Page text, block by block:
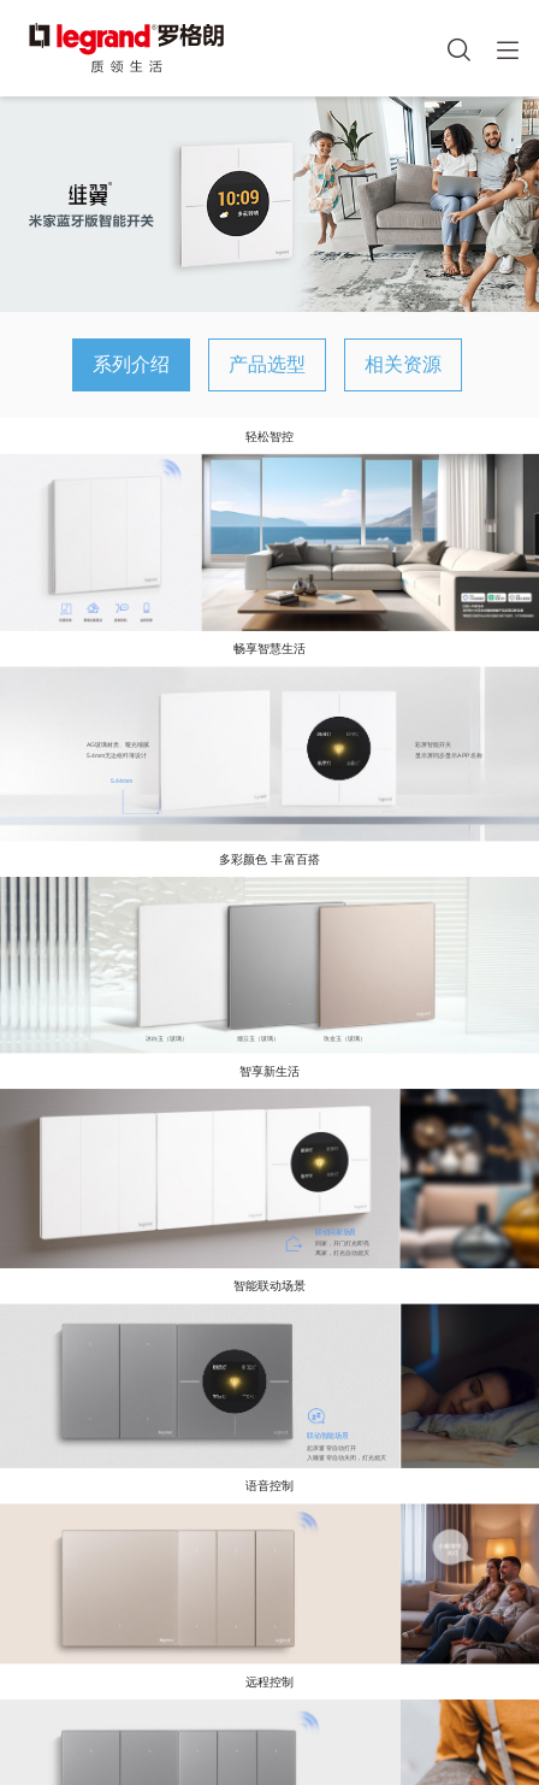
要
容
像
系列介绍 产品选型 相关资源
轻松智控
畅享智慧生活
AG玻璃材质、哑光细腻
5.4mm无边框纤薄设计
彩屏智能开关
显示屏同步显示APP名称
5.44mm
多彩颜色 丰富百搭
冰白玉（玻璃） 烟云玉（玻璃） 玫金玉（玻璃）
智享新生活
联动回家场景
回家，开门灯光即亮
离家，灯光自动熄灭
智能联动场景
联动智能场景
起床窗帘自动打开
入睡窗帘自动关闭，灯光熄灭
语音控制
远程控制